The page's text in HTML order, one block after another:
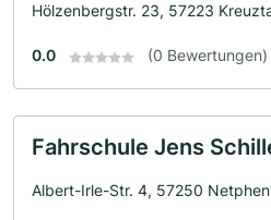
Hölzenbergstr. 23, 57223
0.0 (0 Bewertungen)
Fahrschule Jens
Albert-Irle-Str. 4, 57250 Netphen